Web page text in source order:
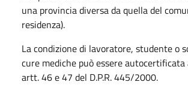
una provincia diversa da quella del
residenza).
La condizione di lavoratore, studente o
cure mediche può essere autocertificata
artt. 46 e 47 del D.P.R. 445/2000.